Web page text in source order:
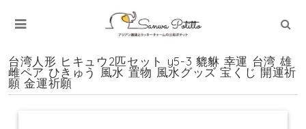
台湾人形 ヒキュウ2匹セット y5-3 貔貅 幸運 台湾 雄
雌ペア ひきゅう 風水 置物 風水グッズ 宝くじ 開運祈
願 金運祈願